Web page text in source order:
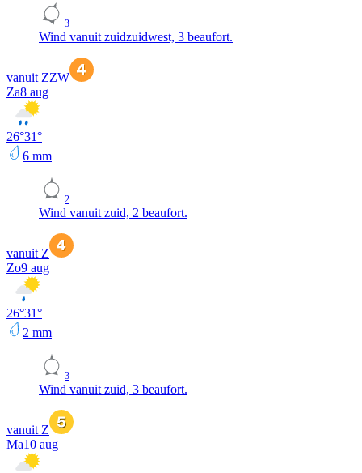
3
Wind vanuit zuidzuidwest, 3 beaufort.
vanuit ZZW
Za8 aug
26°31°
6 mm
2
Wind vanuit zuid, 2 beaufort.
vanuit Z
Zo9 aug
26°31°
2 mm
3
Wind vanuit zuid, 3 beaufort.
vanuit Z
Ma10 aug